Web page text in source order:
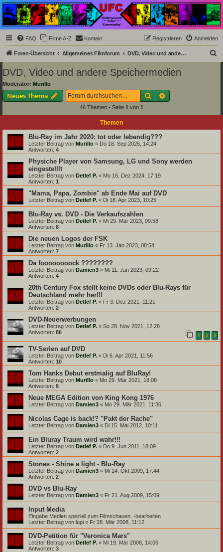
Underground Film
Community
Die Underground Film Community ist ein deutschsprachiges Filmforum und ein Paradies
für Cineasten und Filmsüchtige jenseits des Mainstreams.
FAQ Filme A-Z Kontakt Anmelden
Registrieren
Foren-Übersicht Allgemeines Filmforum DVD, Video und andere Speichermedien
DVD, Video und andere Speichermedien
Moderator: Murillo
Neues Thema Suche
46 Themen • Seite 1 von 1
Themen
Blu-Ray im Jahr 2020: tot oder lebendig???
Letzter Beitrag von Murillo « Do 18. Sep 2025, 14:24
Antworten: 4
Physiche Player von Samsung, LG und Sony werden
eingestelllt
Letzter Beitrag von Detlef P. « Mo 16. Dez 2024, 17:19
Antworten: 1
"Mama, Papa, Zombie" ab Ende Mai auf DVD
Letzter Beitrag von Detlef P. « Di 18. Apr 2023, 10:25
Blu-Ray vs. DVD - Die Verkaufszahlen
Letzter Beitrag von Detlef P. « Mi 29. Mär 2023, 09:58
Antworten: 8
Die neuen Logos der FSK
Letzter Beitrag von Murillo « Fr 13. Jan 2023, 08:54
Antworten: 7
Da foooooooock ????????
Letzter Beitrag von Damien3 « Mi 11. Jan 2023, 09:22
Antworten: 4
20th Century Fox stellt keine DVDs oder Blu-Rays für
Deutschland mehr her!!!
Letzter Beitrag von Detlef P. « Fr 3. Dez 2021, 11:21
Antworten: 2
DVD-Neuerwerbungen
Letzter Beitrag von Detlef P. « So 28. Nov 2021, 12:28
Antworten: 86 1 2 3
TV-Serien auf DVD
Letzter Beitrag von Detlef P. « Di 6. Apr 2021, 11:56
Antworten: 10
Tom Hanks Debut erstmalig auf BluRay!
Letzter Beitrag von Murillo « Mo 29. Mär 2021, 18:08
Antworten: 6
Neue MEGA Edition von King Kong 1976
Letzter Beitrag von Damien3 « Mo 29. Mär 2021, 11:36
Nicolas Cage is back!? "Pakt der Rache"
Letzter Beitrag von Damien3 « Di 15. Mai 2012, 10:11
Ein Bluray Traum wird wahr!!!
Letzter Beitrag von Detlef P. « Do 9. Jun 2011, 18:09
Antworten: 2
Stones - Shine a light - Blu-Ray
Letzter Beitrag von Damien3 « Mi 14. Okt 2009, 17:44
Antworten: 2
DVD vs Blu-Ray
Letzter Beitrag von Damien3 « Fr 21. Aug 2009, 15:09
Input Media
Eingabe Medien speziell zum Filmschauen, -bearbeiten
Letzter Beitrag von lupi « Fr 28. Mär 2008, 11:12
DVD-Petition für "Veronica Mars"
Letzter Beitrag von Detlef P. « Mi 19. Mär 2008, 14:06
Antworten: 3